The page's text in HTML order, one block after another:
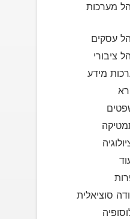
מערכות
עסקים
ציבורי
מידע
סוציאלית